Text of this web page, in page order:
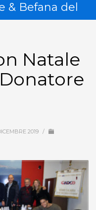
& Befana del
Natale
2019 /